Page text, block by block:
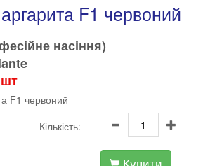
F1 червоний
насіння)
F1 червоний
Кількість: